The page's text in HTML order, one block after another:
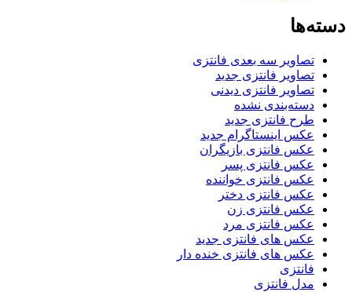
دسته‌ها
تصاویر سه بعدی فانتزی
تصاویر فانتزی جدید
تصاویر فانتزی دیدنی
دسته‌بندی نشده
طرح فانتزی جدید
عکس اینستاگرام جدید
عکس فانتزی بازیگران
عکس فانتزی پسر
عکس فانتزی خواننده
عکس فانتزی دختر
عکس فانتزی زن
عکس فانتزی مرد
عکس های فانتزی جدید
عکس های فانتزی خنده دار
فانتزی
مدل فانتزی